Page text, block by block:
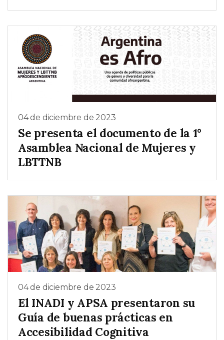
04 de diciembre de 2023
Se presenta el documento de la 1°
Asamblea Nacional de Mujeres y
LBTTNB
04 de diciembre de 2023
El INADI y APSA presentaron su
Guía de buenas prácticas en
Accesibilidad Cognitiva